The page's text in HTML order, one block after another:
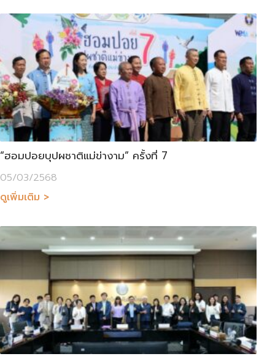
“ฮอมปอยบุปผชาติแม่ข่างาม” ครั้งที่ 7
05/03/2568
ดูเพิ่มเติม >